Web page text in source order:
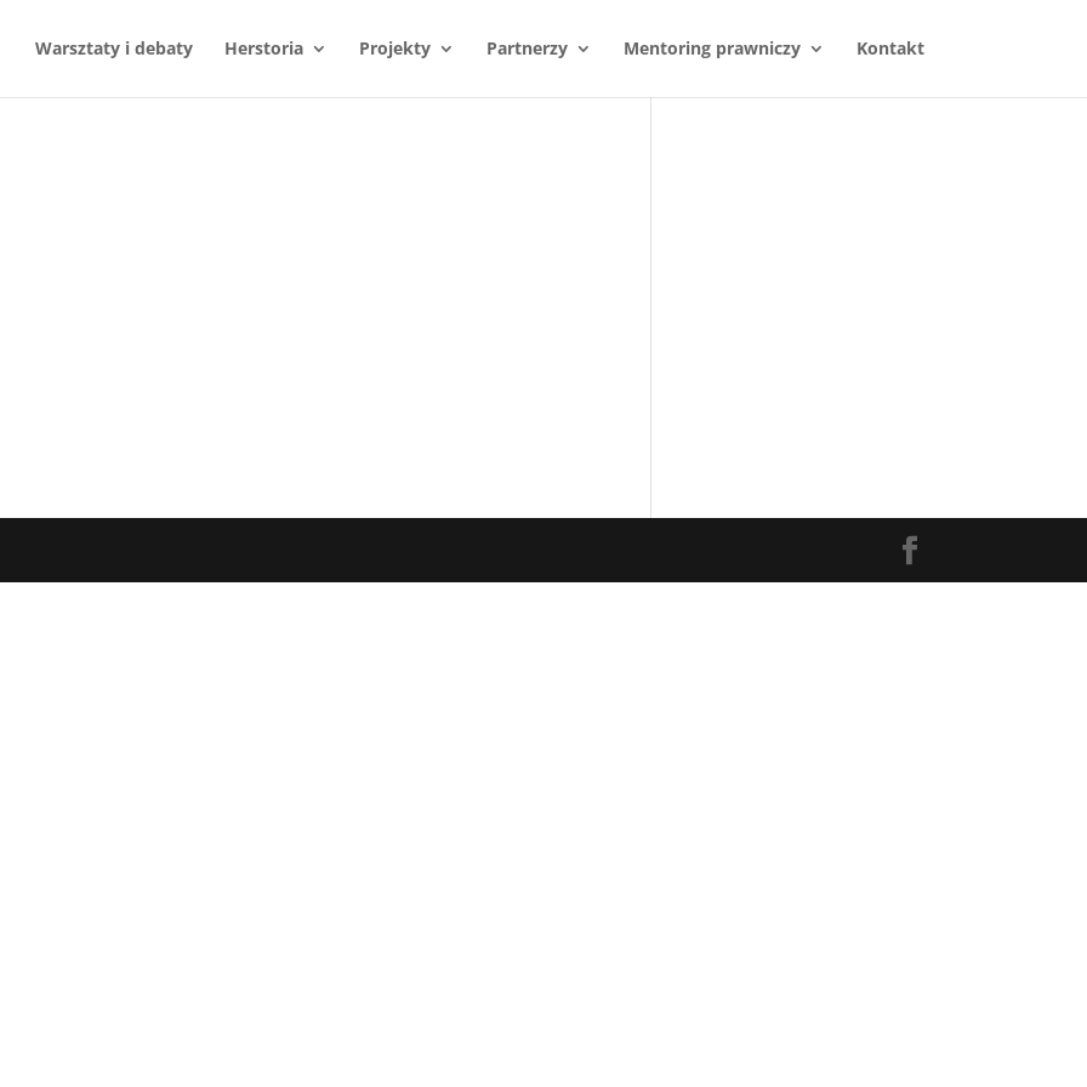
Warsztaty i debaty Herstoria Projekty Partnerzy Mentoring prawniczy Kontakt